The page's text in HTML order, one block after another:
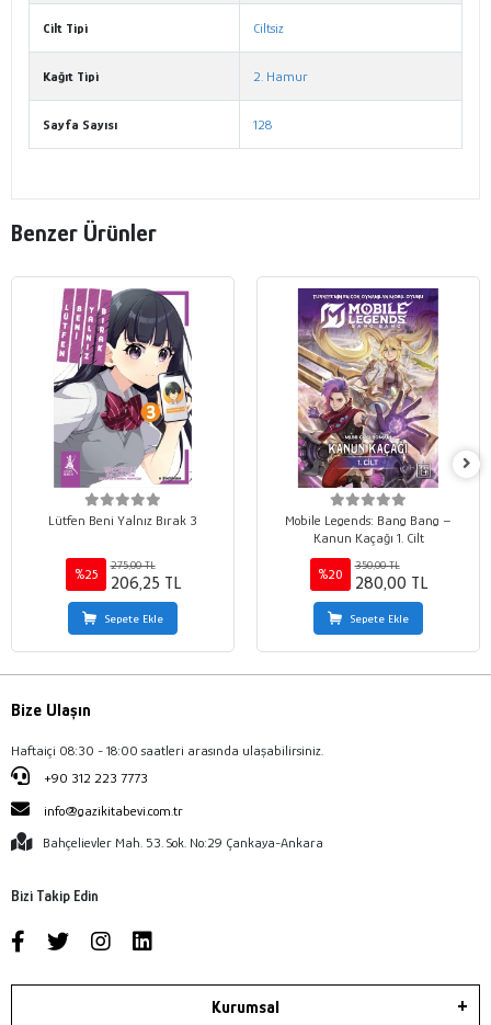
Cilt Tipi Ciltsiz
Kağıt Tipi 2. Hamur
Sayfa Sayısı 128
Benzer Ürünler
Lütfen Beni Yalnız Bırak 3
%25
275,00 TL
206,25 TL
Sepete Ekle
Mobile Legends: Bang Bang –
Kanun Kaçağı 1. Cilt
%20
350,00 TL
280,00 TL
Sepete Ekle
Bize Ulaşın
Haftaiçi 08:30 - 18:00 saatleri arasında ulaşabilirsiniz.
+90 312 223 7773
info@gazikitabevi.com.tr
Bahçelievler Mah. 53. Sok. No:29 Çankaya-Ankara
Bizi Takip Edin
Kurumsal